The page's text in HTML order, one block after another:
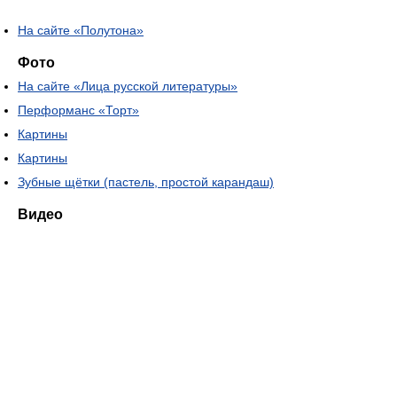
На сайте «Полутона»
Фото
На сайте «Лица русской литературы»
Перформанс «Торт»
Картины
Картины
Зубные щётки (пастель, простой карандаш)
Видео